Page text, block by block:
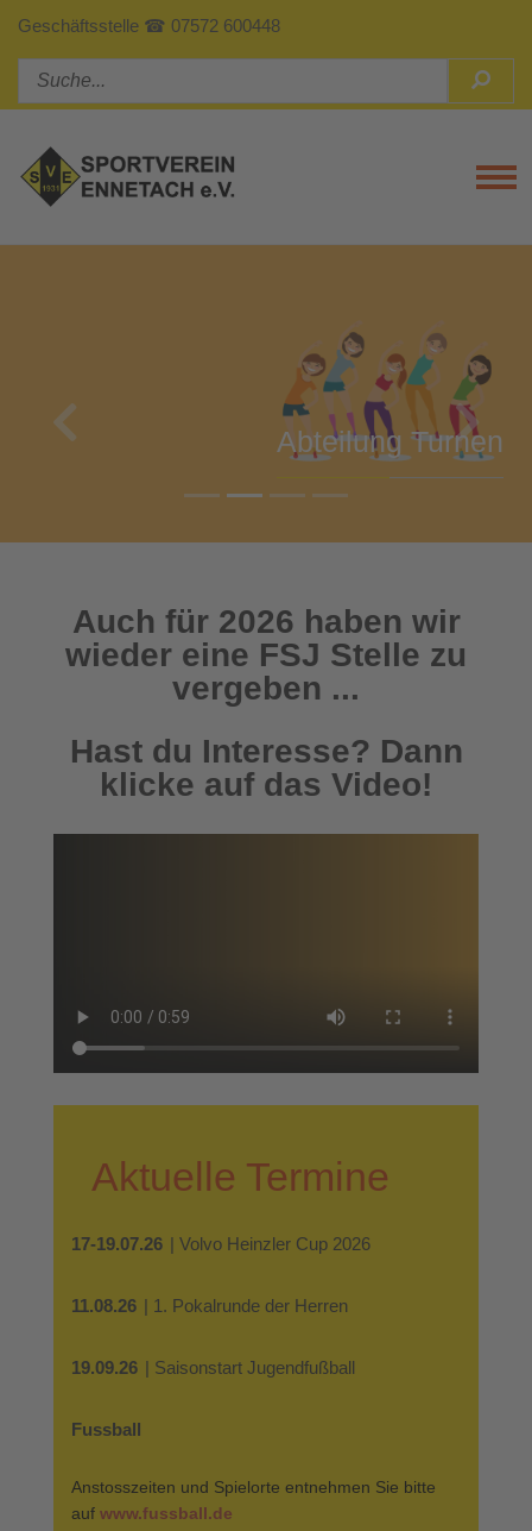
Geschäftsstelle ☎ 07572 600448
Abteilung Turnen
Previous
Auch für 2026 haben wir
wieder eine FSJ Stelle zu
vergeben ...
Hast du Interesse? Dann
klicke auf das Video!
Aktuelle Termine
17-19.07.26 | Volvo Heinzler Cup 2026
11.08.26 | 1. Pokalrunde der Herren
19.09.26 | Saisonstart Jugendfußball
Fussball
Anstosszeiten und Spielorte entnehmen Sie bitte
auf www.fussball.de